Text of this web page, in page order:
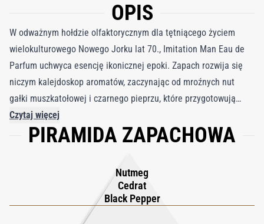
OPIS
W odważnym hołdzie olfaktorycznym dla tętniącego życiem
wielokulturowego Nowego Jorku lat 70., Imitation Man Eau de
Parfum uchwyca esencję ikonicznej epoki. Zapach rozwija się
niczym kalejdoskop aromatów, zaczynając od mroźnych nut
gałki muszkatołowej i czarnego pieprzu, które przygotowują
scenę dla śmiałego doświadczenia. Soczysta, radosna cytryna
przyciąga uwagę, podczas gdy eteryczny absolut tureckiej róży
i metalicznymi płatkami fiołka, wzmacniając jego urok. Nocna
głębia kastoreum budzi intymne nuty mirry i wetiweru,
harmonijnie łącząc się z akordem skóry i paczuli. Suchy, a
Czytaj więcej
PIRAMIDA ZAPACHOWA
Nutmeg
Cedrat
Black Pepper